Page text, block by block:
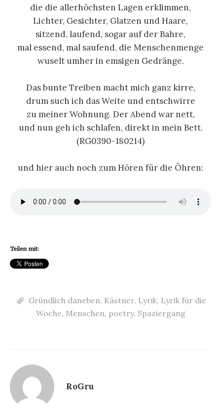
die die allerhöchsten Lagen erklimmen,
Lichter, Gesichter, Glatzen und Haare,
sitzend, laufend, sogar auf der Bahre,
mal essend, mal saufend, die Menschenmenge
wuselt umher in emsigen Gedränge.
Das bunte Treiben macht mich ganz kirre,
drum such ich das Weite und entschwirre
zu meiner Wohnung. Der Abend war nett,
und nun geh ich schlafen, direkt in mein Bett.
(RG0390-180214)
und hier auch noch zum Hören für die Öhren:
Teilen mit:
Gründlich daneben, Kästner, Lyrik, Lyrik für die
Woche, Menschen, poetry, Spaziergang
RoGru